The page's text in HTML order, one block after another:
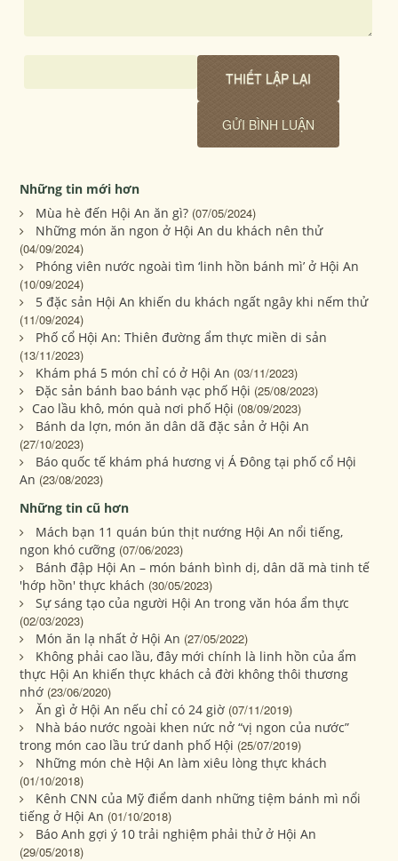
Những tin mới hơn
Mùa hè đến Hội An ăn gì? (07/05/2024)
Những món ăn ngon ở Hội An du khách nên thử
(04/09/2024)
Phóng viên nước ngoài tìm ‘linh hồn bánh mì’ ở Hội An
(10/09/2024)
5 đặc sản Hội An khiến du khách ngất ngây khi nếm thử
(11/09/2024)
Phố cổ Hội An: Thiên đường ẩm thực miền di sản
(13/11/2023)
Khám phá 5 món chỉ có ở Hội An (03/11/2023)
Đặc sản bánh bao bánh vạc phố Hội (25/08/2023)
​Cao lầu khô, món quà nơi phố Hội (08/09/2023)
Bánh da lợn, món ăn dân dã đặc sản ở Hội An
(27/10/2023)
Báo quốc tế khám phá hương vị Á Đông tại phố cổ Hội
An (23/08/2023)
Những tin cũ hơn
Mách bạn 11 quán bún thịt nướng Hội An nổi tiếng,
ngon khó cưỡng (07/06/2023)
Bánh đập Hội An – món bánh bình dị, dân dã mà tinh tế
'hớp hồn' thực khách (30/05/2023)
Sự sáng tạo của người Hội An trong văn hóa ẩm thực
(02/03/2023)
Món ăn lạ nhất ở Hội An (27/05/2022)
Không phải cao lầu, đây mới chính là linh hồn của ẩm
thực Hội An khiến thực khách cả đời không thôi thương
nhớ (23/06/2020)
Ăn gì ở Hội An nếu chỉ có 24 giờ (07/11/2019)
Nhà báo nước ngoài khen nức nở “vị ngon của nước”
trong món cao lầu trứ danh phố Hội (25/07/2019)
Những món chè Hội An làm xiêu lòng thực khách
(01/10/2018)
Kênh CNN của Mỹ điểm danh những tiệm bánh mì nổi
tiếng ở Hội An (01/10/2018)
Báo Anh gợi ý 10 trải nghiệm phải thử ở Hội An
(29/05/2018)